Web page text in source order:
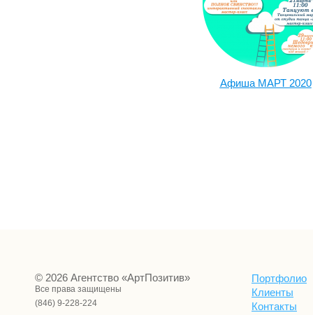
Афиша МАРТ 2020
© 2026 Агентство «АртПозитив»
Все права защищены
(846) 9-228-224
Портфолио
Клиенты
Контакты